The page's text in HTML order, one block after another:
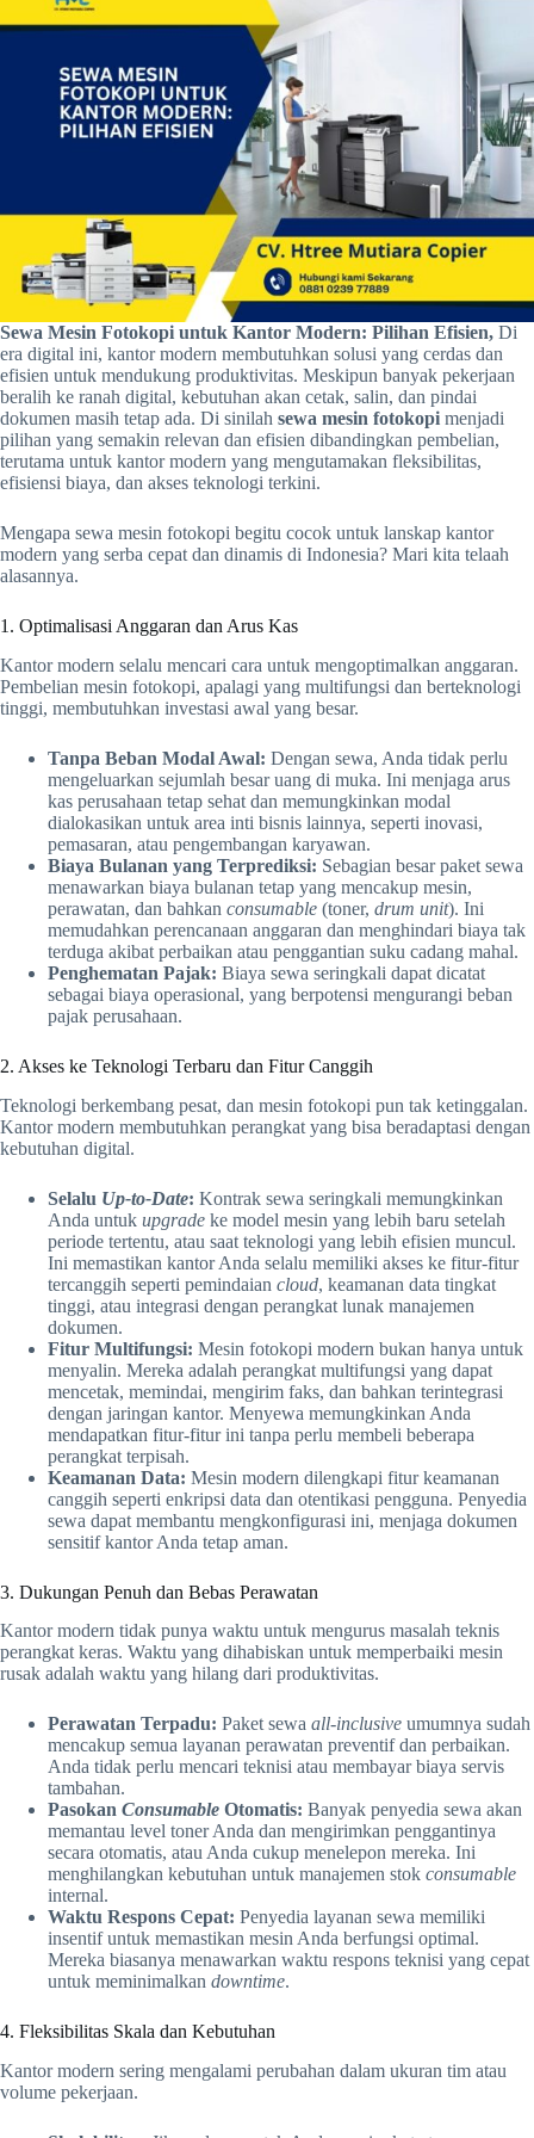
Sewa Mesin Fotokopi untuk Kantor Modern: Pilihan Efisien, Di
era digital ini, kantor modern membutuhkan solusi yang cerdas dan
efisien untuk mendukung produktivitas. Meskipun banyak pekerjaan
beralih ke ranah digital, kebutuhan akan cetak, salin, dan pindai
dokumen masih tetap ada. Di sinilah sewa mesin fotokopi menjadi
pilihan yang semakin relevan dan efisien dibandingkan pembelian,
terutama untuk kantor modern yang mengutamakan fleksibilitas,
efisiensi biaya, dan akses teknologi terkini.
Mengapa sewa mesin fotokopi begitu cocok untuk lanskap kantor
modern yang serba cepat dan dinamis di Indonesia? Mari kita telaah
alasannya.
1. Optimalisasi Anggaran dan Arus Kas
Kantor modern selalu mencari cara untuk mengoptimalkan anggaran.
Pembelian mesin fotokopi, apalagi yang multifungsi dan berteknologi
tinggi, membutuhkan investasi awal yang besar.
Tanpa Beban Modal Awal: Dengan sewa, Anda tidak perlu
mengeluarkan sejumlah besar uang di muka. Ini menjaga arus
kas perusahaan tetap sehat dan memungkinkan modal
dialokasikan untuk area inti bisnis lainnya, seperti inovasi,
pemasaran, atau pengembangan karyawan.
Biaya Bulanan yang Terprediksi: Sebagian besar paket sewa
menawarkan biaya bulanan tetap yang mencakup mesin,
perawatan, dan bahkan consumable (toner, drum unit). Ini
memudahkan perencanaan anggaran dan menghindari biaya tak
terduga akibat perbaikan atau penggantian suku cadang mahal.
Penghematan Pajak: Biaya sewa seringkali dapat dicatat
sebagai biaya operasional, yang berpotensi mengurangi beban
pajak perusahaan.
2. Akses ke Teknologi Terbaru dan Fitur Canggih
Teknologi berkembang pesat, dan mesin fotokopi pun tak ketinggalan.
Kantor modern membutuhkan perangkat yang bisa beradaptasi dengan
kebutuhan digital.
Selalu Up-to-Date: Kontrak sewa seringkali memungkinkan
Anda untuk upgrade ke model mesin yang lebih baru setelah
periode tertentu, atau saat teknologi yang lebih efisien muncul.
Ini memastikan kantor Anda selalu memiliki akses ke fitur-fitur
tercanggih seperti pemindaian cloud, keamanan data tingkat
tinggi, atau integrasi dengan perangkat lunak manajemen
dokumen.
Fitur Multifungsi: Mesin fotokopi modern bukan hanya untuk
menyalin. Mereka adalah perangkat multifungsi yang dapat
mencetak, memindai, mengirim faks, dan bahkan terintegrasi
dengan jaringan kantor. Menyewa memungkinkan Anda
mendapatkan fitur-fitur ini tanpa perlu membeli beberapa
perangkat terpisah.
Keamanan Data: Mesin modern dilengkapi fitur keamanan
canggih seperti enkripsi data dan otentikasi pengguna. Penyedia
sewa dapat membantu mengkonfigurasi ini, menjaga dokumen
sensitif kantor Anda tetap aman.
3. Dukungan Penuh dan Bebas Perawatan
Kantor modern tidak punya waktu untuk mengurus masalah teknis
perangkat keras. Waktu yang dihabiskan untuk memperbaiki mesin
rusak adalah waktu yang hilang dari produktivitas.
Perawatan Terpadu: Paket sewa all-inclusive umumnya sudah
mencakup semua layanan perawatan preventif dan perbaikan.
Anda tidak perlu mencari teknisi atau membayar biaya servis
tambahan.
Pasokan Consumable Otomatis: Banyak penyedia sewa akan
memantau level toner Anda dan mengirimkan penggantinya
secara otomatis, atau Anda cukup menelepon mereka. Ini
menghilangkan kebutuhan untuk manajemen stok consumable
internal.
Waktu Respons Cepat: Penyedia layanan sewa memiliki
insentif untuk memastikan mesin Anda berfungsi optimal.
Mereka biasanya menawarkan waktu respons teknisi yang cepat
untuk meminimalkan downtime.
4. Fleksibilitas Skala dan Kebutuhan
Kantor modern sering mengalami perubahan dalam ukuran tim atau
volume pekerjaan.